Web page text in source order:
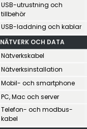
USB-utrustning och
tillbehör
USB-laddning och kablar
NÄTVERK OCH DATA
Nätverkskabel
Nätverksinstallation
Mobil- och smartphone
PC, Mac och server
Telefon- och modbus-
kabel